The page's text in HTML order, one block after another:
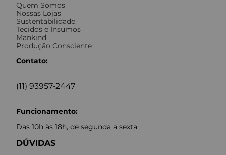
Quem Somos
Nossas Lojas
Sustentabilidade
Tecidos e Insumos
Mankind
Produção Consciente
Contato:
(11) 93957-2447
Funcionamento:
Das 10h às 18h, de segunda a sexta
DÚVIDAS